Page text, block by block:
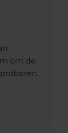
om de